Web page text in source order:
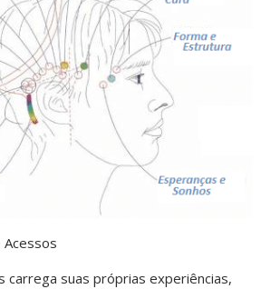
carrega suas próprias experiências,